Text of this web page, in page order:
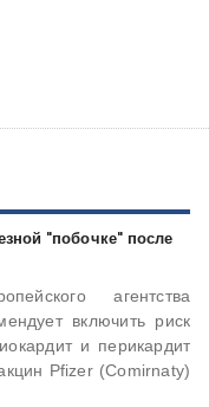
"побочке" после
агентства
включить риск
и перикардит
Pfizer (Comirnaty)